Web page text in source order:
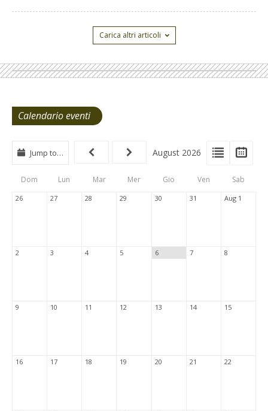
Carica altri articoli
Calendario eventi
View
Type
Tabs
View
List
Jump to… August 2026
Dom Lun Mar Mer Gio Ven Sab
26 27 28 29 30 31 Aug 1
2 3 4 5 6 7 8
9 10 11 12 13 14 15
16 17 18 19 20 21 22